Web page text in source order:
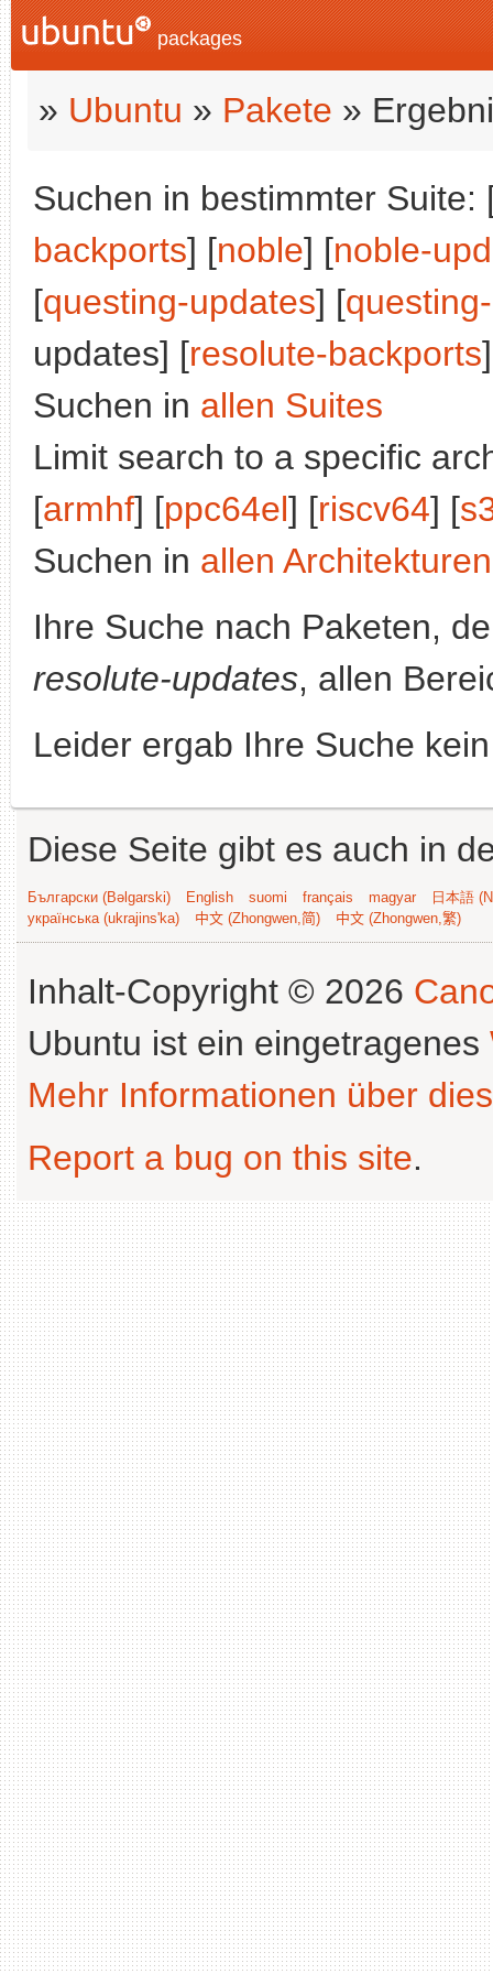
packages
» Ubuntu » Pakete »
Suchen in bestimmter Suite:
backports] [noble] [noble-
[questing-updates] [
updates] [resolute-backports
Suchen in allen Suites
Limit search to a specific
[armhf] [ppc64el] [riscv64] [
Suchen in allen Architekturen
Ihre Suche nach Paketen,
resolute-updates, allen
Leider ergab Ihre Suche
Diese Seite gibt es auch in
Български (Bəlgarski) English suomi français magyar
日本語
українська (ukrajins'ka)
中文 (Zhongwen,简) 中文 (Zhongwen,繁)
Inhalt-Copyright © 2026
Ubuntu ist ein eingetragenes
Mehr Informationen über
Report a bug on this site.